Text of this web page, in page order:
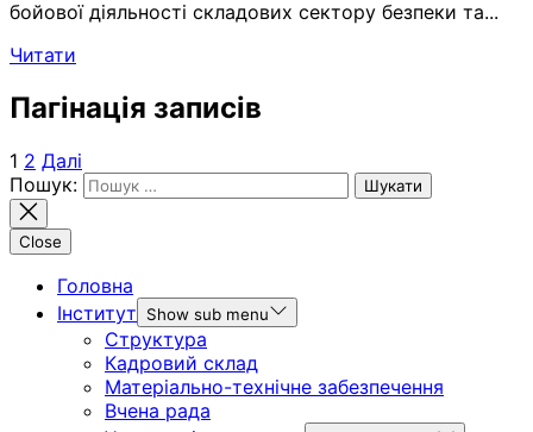
бойової діяльності складових сектору безпеки та...
Читати
Пагінація записів
1 2 Далі
Пошук:
Close
Головна
Інститут
Show sub menu
Структура
Кадровий склад
Матеріально-технічне забезпечення
Вчена рада